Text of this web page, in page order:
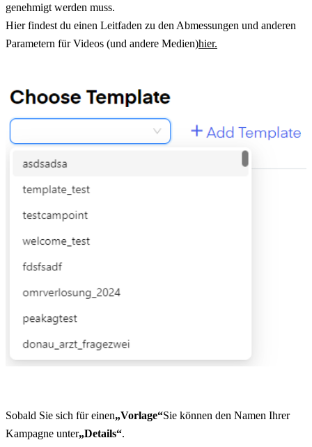
genehmigt werden muss.
Hier findest du einen Leitfaden zu den Abmessungen und anderen
Parametern für Videos (und andere Medien)hier.
Sobald Sie sich für einen„Vorlage“Sie können den Namen Ihrer
Kampagne unter„Details“.